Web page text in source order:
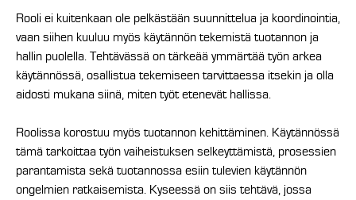
Rooli ei kuitenkaan ole pelkästään suunnittelua ja koordinointia,
vaan siihen kuuluu myös käytännön tekemistä tuotannon ja
hallin puolella. Tehtävässä on tärkeää ymmärtää työn arkea
käytännössä, osallistua tekemiseen tarvittaessa itsekin ja olla
aidosti mukana siinä, miten työt etenevät hallissa.
Roolissa korostuu myös tuotannon kehittäminen. Käytännössä
tämä tarkoittaa työn vaiheistuksen selkeyttämistä, prosessien
parantamista sekä tuotannossa esiin tulevien käytännön
ongelmien ratkaisemista. Kyseessä on siis tehtävä, jossa